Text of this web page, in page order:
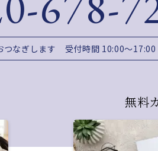
つなぎします 受付時間 10:00～17:00
無料